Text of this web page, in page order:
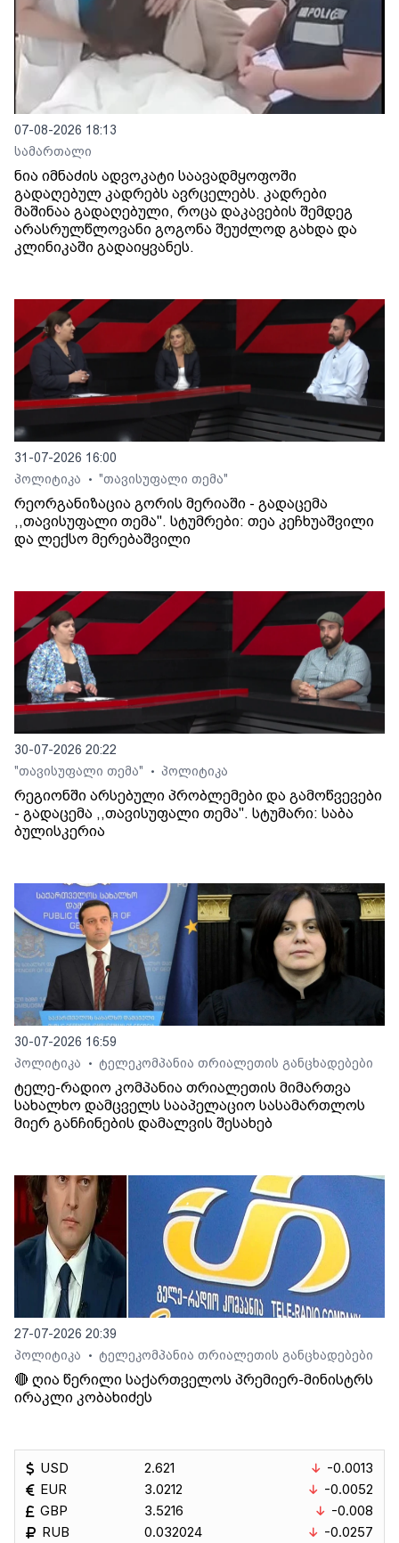
07-08-2026 18:13
სამართალი
ნია იმნაძის ადვოკატი საავადმყოფოში
გადაღებულ კადრებს ავრცელებს. კადრები
მაშინაა გადაღებული, როცა დაკავების შემდეგ
არასრულწლოვანი გოგონა შეუძლოდ გახდა და
კლინიკაში გადაიყვანეს.
31-07-2026 16:00
პოლიტიკა
• "თავისუფალი თემა"
რეორგანიზაცია გორის მერიაში - გადაცემა
,,თავისუფალი თემა". სტუმრები: თეა კეჩხუაშვილი
და ლექსო მერებაშვილი
30-07-2026 20:22
"თავისუფალი თემა"
• პოლიტიკა
რეგიონში არსებული პრობლემები და გამოწვევები
- გადაცემა ,,თავისუფალი თემა". სტუმარი: საბა
ბულისკერია
30-07-2026 16:59
პოლიტიკა
• ტელეკომპანია თრიალეთის განცხადებები
ტელე-რადიო კომპანია თრიალეთის მიმართვა
სახალხო დამცველს სააპელაციო სასამართლოს
მიერ განჩინების დამალვის შესახებ
27-07-2026 20:39
პოლიტიკა
• ტელეკომპანია თრიალეთის განცხადებები
🔴 ღია წერილი საქართველოს პრემიერ-მინისტრს
ირაკლი კობახიძეს
USD
EUR
GBP
RUB
2.621
3.0212
3.5216
0.032024
-0.0013
-0.0052
-0.008
-0.0257